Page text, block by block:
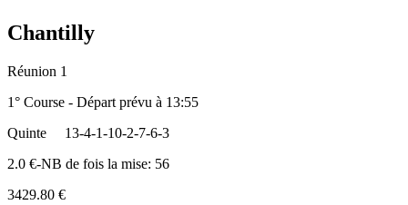
Chantilly
Réunion 1
1° Course - Départ prévu à 13:55
Quinte
13-4-1-10-2-7-6-3
2.0 €-NB de fois la mise: 56
3429.80 €